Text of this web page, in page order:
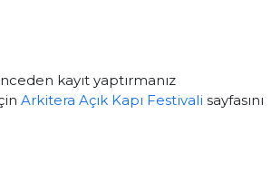
kayıt yaptırmanız
Arkitera Açık Kapı Festivali sayfasını